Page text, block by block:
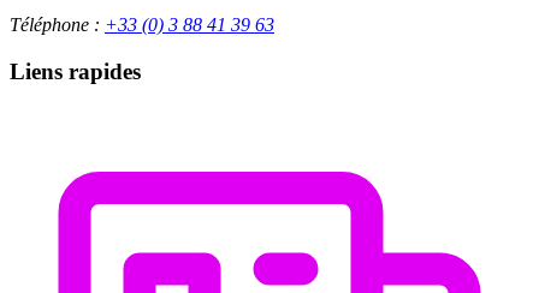
Téléphone : +33 (0) 3 88 41 39 63
Liens rapides